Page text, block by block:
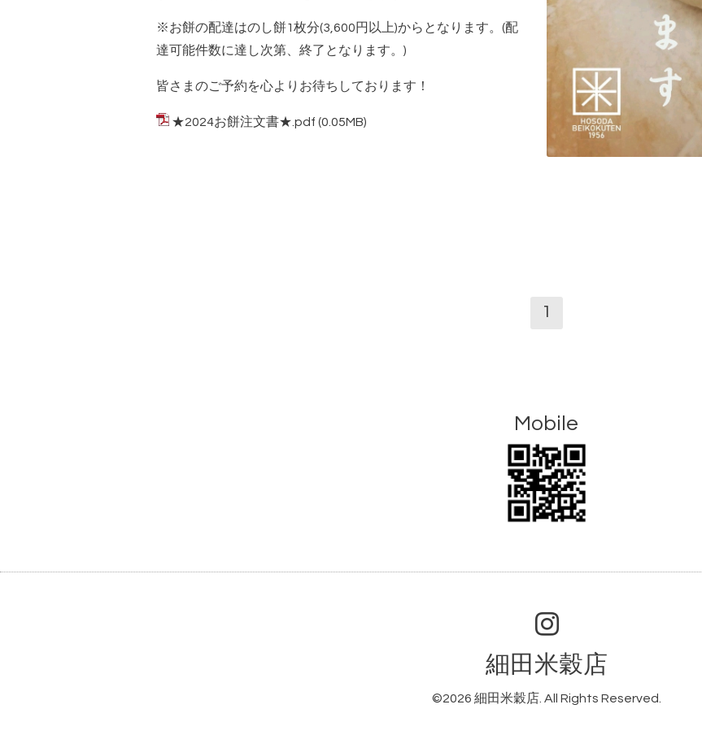
※お餅の配達はのし餅1枚分(3,600円以上)からとなります。(配
達可能件数に達し次第、終了となります。)
皆さまのご予約を心よりお待ちしております！
★2024お餅注文書★.pdf (0.05MB)
1
Mobile
細田米穀店
©2026 細田米穀店 . All Rights Reserved.